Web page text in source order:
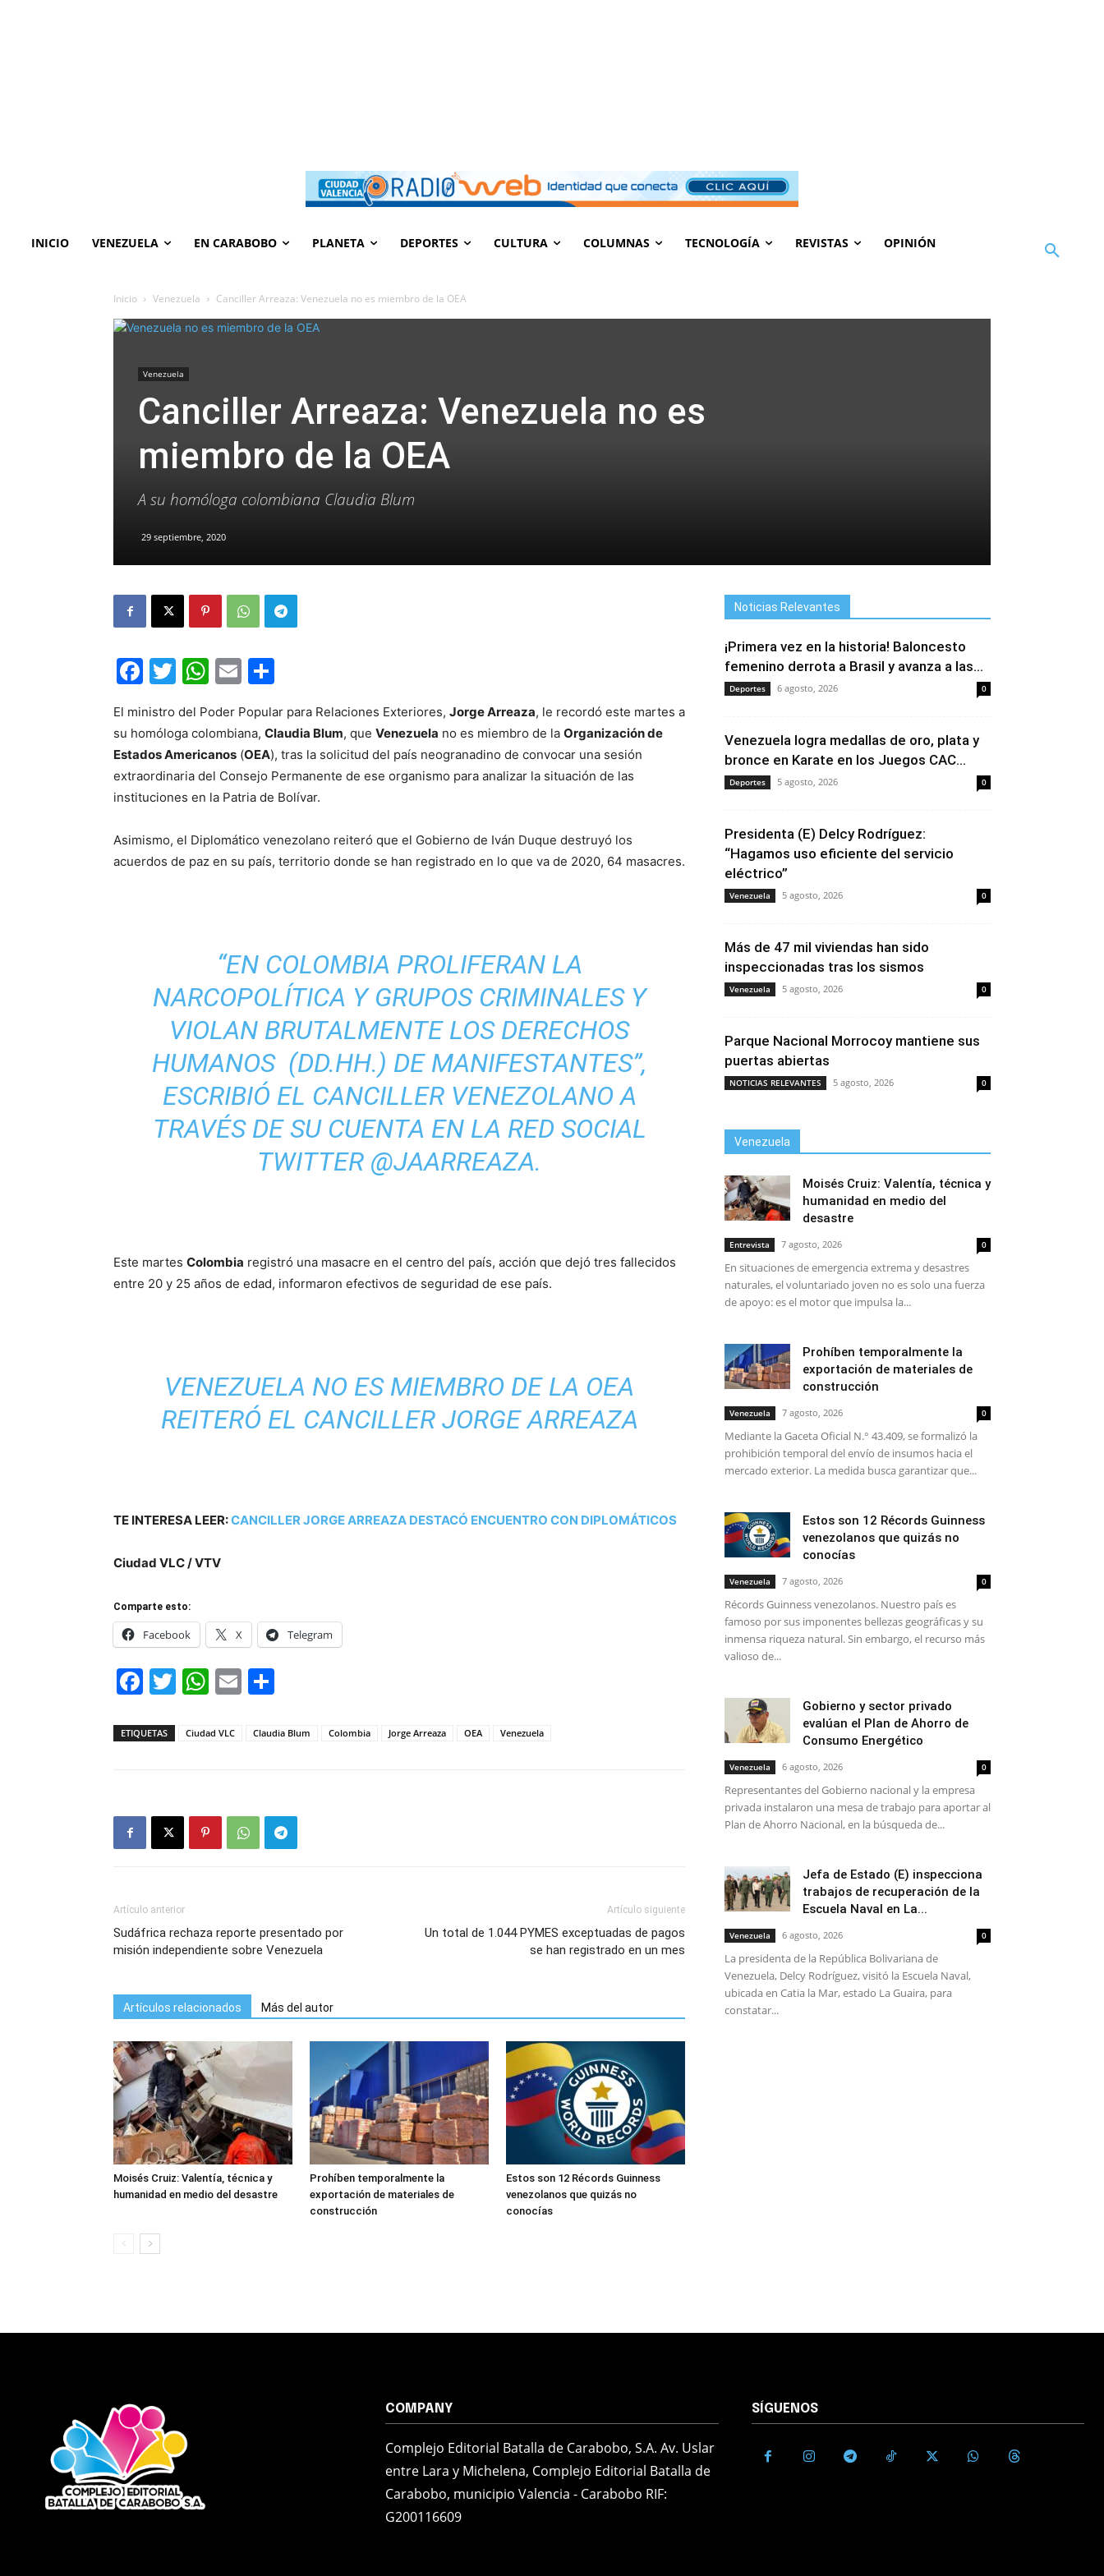
INICIO VENEZUELA EN CARABOBO PLANETA DEPORTES CULTURA COLUMNAS TECNOLOGÍA REVISTAS OPINIÓN
Inicio Venezuela Canciller Arreaza: Venezuela no es miembro de la OEA
Venezuela
Canciller Arreaza: Venezuela no es
miembro de la OEA
A su homóloga colombiana Claudia Blum
29 septiembre, 2020
Facebook
Twitter
WhatsApp
Email
El ministro del Poder Popular para Relaciones Exteriores, Jorge Arreaza, le recordó este martes a
su homóloga colombiana, Claudia Blum, que Venezuela no es miembro de la Organización de
Estados Americanos (OEA), tras la solicitud del país neogranadino de convocar una sesión
extraordinaria del Consejo Permanente de ese organismo para analizar la situación de las
instituciones en la Patria de Bolívar.
Asimismo, el Diplomático venezolano reiteró que el Gobierno de Iván Duque destruyó los
acuerdos de paz en su país, territorio donde se han registrado en lo que va de 2020, 64 masacres.
“EN COLOMBIA PROLIFERAN LA
NARCOPOLÍTICA Y GRUPOS CRIMINALES Y
VIOLAN BRUTALMENTE LOS DERECHOS
HUMANOS (DD.HH.) DE MANIFESTANTES”,
ESCRIBIÓ EL CANCILLER VENEZOLANO A
TRAVÉS DE SU CUENTA EN LA RED SOCIAL
TWITTER @JAARREAZA.
Este martes Colombia registró una masacre en el centro del país, acción que dejó tres fallecidos
entre 20 y 25 años de edad, informaron efectivos de seguridad de ese país.
VENEZUELA NO ES MIEMBRO DE LA OEA
REITERÓ EL CANCILLER JORGE ARREAZA
TE INTERESA LEER:CANCILLER JORGE ARREAZA DESTACÓ ENCUENTRO CON DIPLOMÁTICOS
Ciudad VLC / VTV
Comparte esto:
Facebook X Telegram
Facebook
Twitter
WhatsApp
Email
ETIQUETAS Ciudad VLC Claudia Blum Colombia Jorge Arreaza OEA Venezuela
Artículo anterior
Sudáfrica rechaza reporte presentado por
misión independiente sobre Venezuela
Artículo siguiente
Un total de 1.044 PYMES exceptuadas de pagos
se han registrado en un mes
Artículos relacionados Más del autor
Moisés Cruiz: Valentía, técnica y
humanidad en medio del desastre
Prohíben temporalmente la
exportación de materiales de
construcción
Estos son 12 Récords Guinness
venezolanos que quizás no
conocías
Noticias Relevantes
¡Primera vez en la historia! Baloncesto
femenino derrota a Brasil y avanza a las...
Deportes 6 agosto, 2026 0
Venezuela logra medallas de oro, plata y
bronce en Karate en los Juegos CAC...
Deportes 5 agosto, 2026 0
Presidenta (E) Delcy Rodríguez:
“Hagamos uso eficiente del servicio
eléctrico”
Venezuela 5 agosto, 2026 0
Más de 47 mil viviendas han sido
inspeccionadas tras los sismos
Venezuela 5 agosto, 2026 0
Parque Nacional Morrocoy mantiene sus
puertas abiertas
NOTICIAS RELEVANTES 5 agosto, 2026 0
Venezuela
Moisés Cruiz: Valentía, técnica y
humanidad en medio del
desastre
Entrevista 7 agosto, 2026 0
En situaciones de emergencia extrema y desastres
naturales, el voluntariado joven no es solo una fuerza
de apoyo: es el motor que impulsa la...
Prohíben temporalmente la
exportación de materiales de
construcción
Venezuela 7 agosto, 2026 0
Mediante la Gaceta Oficial N.° 43.409, se formalizó la
prohibición temporal del envío de insumos hacia el
mercado exterior. La medida busca garantizar que...
Estos son 12 Récords Guinness
venezolanos que quizás no
conocías
Venezuela 7 agosto, 2026 0
Récords Guinness venezolanos. Nuestro país es
famoso por sus imponentes bellezas geográficas y su
inmensa riqueza natural. Sin embargo, el recurso más
valioso de...
Gobierno y sector privado
evalúan el Plan de Ahorro de
Consumo Energético
Venezuela 6 agosto, 2026 0
Representantes del Gobierno nacional y la empresa
privada instalaron una mesa de trabajo para aportar al
Plan de Ahorro Nacional, en la búsqueda de...
Jefa de Estado (E) inspecciona
trabajos de recuperación de la
Escuela Naval en La...
Venezuela 6 agosto, 2026 0
La presidenta de la República Bolivariana de
Venezuela, Delcy Rodríguez, visitó la Escuela Naval,
ubicada en Catia la Mar, estado La Guaira, para
constatar...
COMPANY
Complejo Editorial Batalla de Carabobo, S.A. Av. Uslar
entre Lara y Michelena, Complejo Editorial Batalla de
Carabobo, municipio Valencia - Carabobo RIF:
G200116609
SÍGUENOS